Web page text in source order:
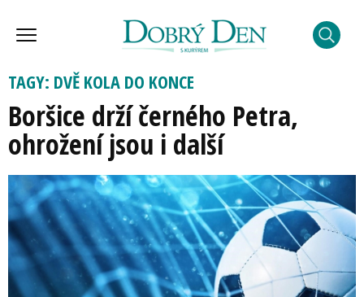
TAGY: DVĚ KOLA DO KONCE
Boršice drží černého Petra,
ohrožení jsou i další